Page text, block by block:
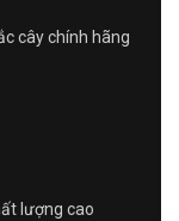
cây chính hãng
lượng cao